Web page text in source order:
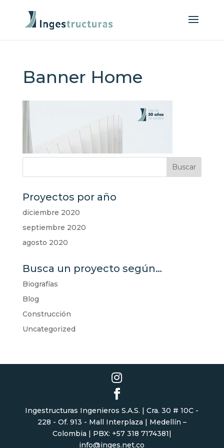
Banner Home
Proyectos por año
diciembre 2020
septiembre 2020
agosto 2020
Busca un proyecto según…
Biografías
Blog
Construcción
Uncategorized
Ingestructuras Ingenieros S.A.S. | Cra. 30 # 10C -
228 - Of. 913 - Mall Interplaza | Medellín –
Colombia | PBX: +57 318 7174381|
info@inges.net.co